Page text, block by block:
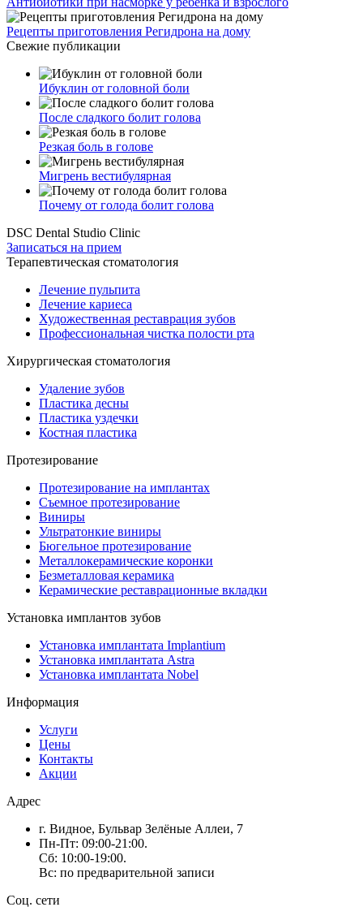
Рецепты приготовления Регидрона на дому
Свежие публикации
Ибуклин от головной боли
После сладкого болит голова
Резкая боль в голове
Мигрень вестибулярная
Почему от голода болит голова
DSC Dental Studio Clinic
Записаться на прием
Терапевтическая стоматология
Лечение пульпита
Лечение кариеса
Художественная реставрация зубов
Профессиональная чистка полости рта
Хирургическая стоматология
Удаление зубов
Пластика десны
Пластика уздечки
Костная пластика
Протезирование
Протезирование на имплантах
Съемное протезирование
Виниры
Ультратонкие виниры
Бюгельное протезирование
Металлокерамические коронки
Безметалловая керамика
Керамические реставрационные вкладки
Установка имплантов зубов
Установка имплантата Implantium
Установка имплантата Astra
Установка имплантата Nobel
Информация
Услуги
Цены
Контакты
Акции
Адрес
г. Видное, Бульвар Зелёные Аллеи, 7
Пн-Пт: 09:00-21:00.
Сб: 10:00-19:00.
Вс: по предварительной записи
Соц. сети